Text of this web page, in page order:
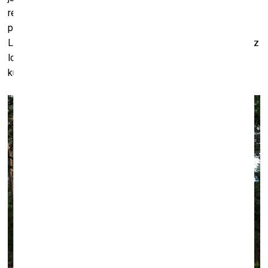
redzējuši manus darbus pagrabos, viņiem liekas, kas tas ir
pancīgi un forši, bet vispār man ne pārāk tie patīk (
Lai gan konkrētajam darbam tā vieta der – atmosfēriska, bez
logiem, ar raksturu. Atbilst parametriem, kurus iesniedzu
kuratoriem.